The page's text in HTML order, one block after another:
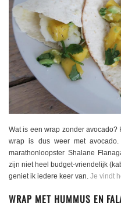
Wat is een wrap zonder avocado?
wrap is dus weer met
marathonloopster Shalane
zijn niet heel budget-vriendelijk
geniet ik iedere keer van. Je vindt
WRAP MET HUMMUS EN